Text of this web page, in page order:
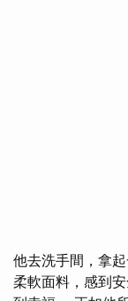
他去洗手間，拿
柔軟面料，感到